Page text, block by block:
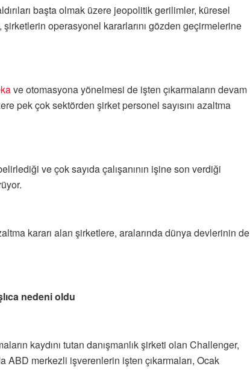
başta olmak üzere jeopolitik gerilimler, küresel
operasyonel kararlarını gözden geçirmelerine
ve otomasyona yönelmesi de işten çıkarmaların devam
pek çok sektörden şirket personel sayısını azaltma
ve çok sayıda çalışanının işine son verdiği
kararı alan şirketlere, aralarında dünya devlerinin de
nedeni oldu
kaydını tutan danışmanlık şirketi olan Challenger,
ABD merkezli işverenlerin işten çıkarmaları, Ocak